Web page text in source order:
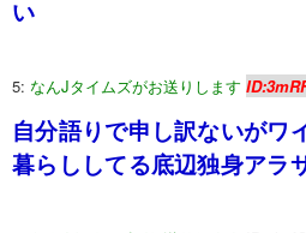
い
5: なんJタイムズがお送りします
自分語りで申し訳ないがワ
暮らししてる底辺独身アラ